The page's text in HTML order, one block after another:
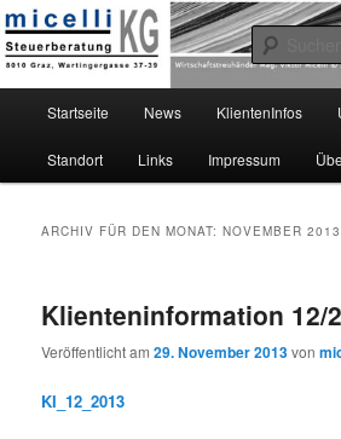
Mag. Viktor Micelli
micelli Steuerberatung KG
Zum
Inhalt
Zum
sekundären
Startseite News KlientenInfos
Standort Links Impressum
ARCHIV FÜR DEN MONAT:NOVEMBER 2013
Klienteninformation 12/
Veröffentlicht am29. November 2013von
KI_12_2013